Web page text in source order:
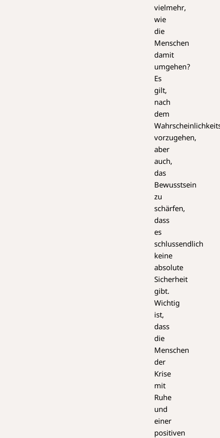
vielmehr,
wie
die
Menschen
damit
umgehen?
Es
gilt,
nach
dem
vorzugehen,
aber
auch,
das
Bewusstsein
zu
schärfen,
dass
es
schlussendlich
keine
absolute
Sicherheit
gibt.
Wichtig
ist,
dass
die
Menschen
der
Krise
mit
Ruhe
und
einer
positiven